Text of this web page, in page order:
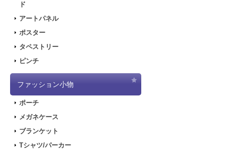
ド
アートパネル
ポスター
タペストリー
ピンチ
ファッション小物
ポーチ
メガネケース
ブランケット
Tシャツ/パーカー